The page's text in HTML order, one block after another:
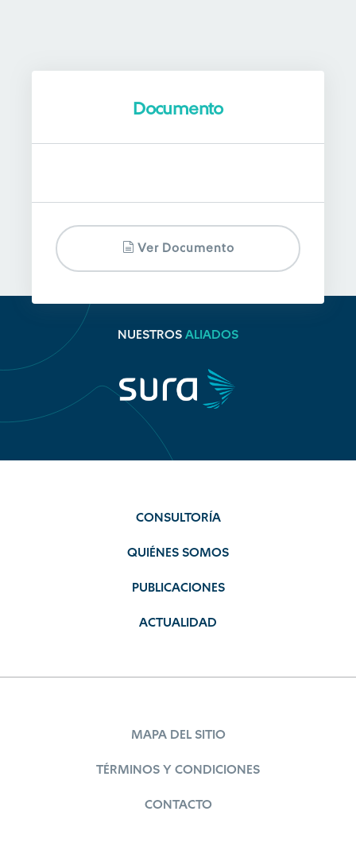
Documento
Ver Documento
NUESTROS ALIADOS
CONSULTORÍA
QUIÉNES SOMOS
PUBLICACIONES
ACTUALIDAD
MAPA DEL SITIO
TÉRMINOS Y CONDICIONES
CONTACTO